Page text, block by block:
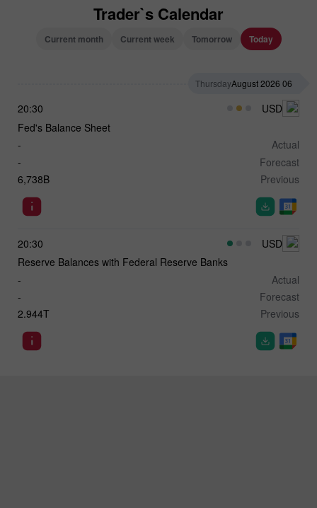
Trader`s Calendar
Today
Tomorrow
Current week
Current month
06 August 2026
Thursday
20:30
USD
Fed's Balance Sheet
Actual
-
Forecast
-
Previous
6,738B
20:30
USD
Reserve Balances with Federal Reserve Banks
Actual
-
Forecast
-
Previous
2.944T